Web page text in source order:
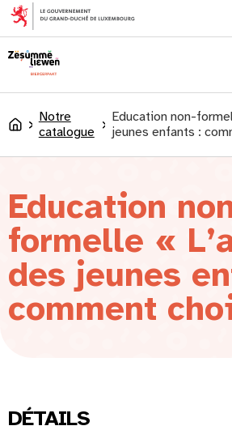
principal
Accueil
Notre
catalogue
Education non-
jeunes enfants :
Education
formelle «
des jeunes
comment
DÉTAILS